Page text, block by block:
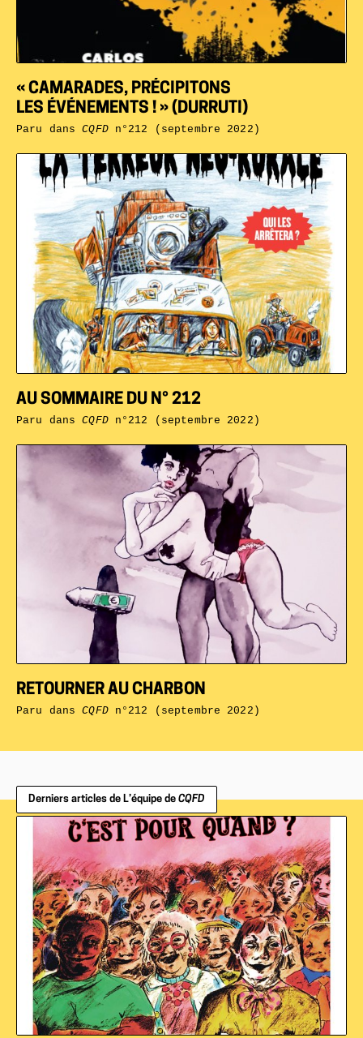
RETOURNER AU CHARBON
Paru dansCQFDn°212 (septembre 2022)
AU SOMMAIRE DU N° 212
Paru dansCQFDn°212 (septembre 2022)
« CAMARADES, PRÉCIPITONS
LES ÉVÉNEMENTS ! » (DURRUTI)
Paru dansCQFDn°212 (septembre 2022)
Derniers articles de L’équipe de CQFD